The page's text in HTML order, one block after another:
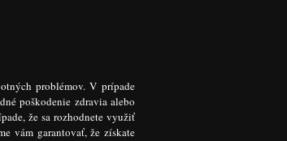
problémov. V prípade
poškodenie zdravia alebo
že sa rozhodnete využiť
vám garantovať, že získate